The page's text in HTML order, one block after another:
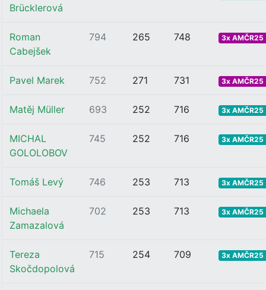
Brücklerová
Roman
Cabejšek
794 265 748 3x AMČR25
Pavel Marek 752 271 731 3x AMČR25
Matěj Müller 693 252 716 3x
MICHAL
GOLOLOBOV
745 252 716 3x
Tomáš Levý 746 253 713 3x
Michaela
Zamazalová
702 253 713 3x
Tereza
Skočdopolová
715 254 709 3x